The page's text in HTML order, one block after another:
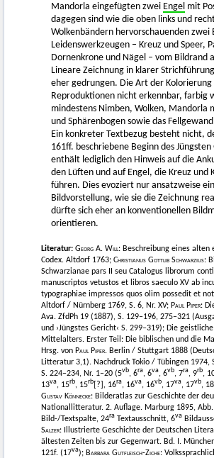
Mandorla eingefügten zwei Engel mit
dagegen sind wie die oben links und
Wolkenbändern hervorschauenden zwei
Leidenswerkzeugen – Kreuz und Speer,
Dornenkrone und Nägel – vom Bildrand
Lineare Zeichnung in klarer
eher gedrungen. Die Art der Kolorierung
Reproduktionen nicht erkennbar, farbig
mindestens Nimben, Wolken, Mandorla
und Sphärenbogen sowie das Fellgewand
Ein konkreter Textbezug besteht nicht,
161ff. beschriebene Beginn des
enthält lediglich den Hinweis auf die
den Lüften und auf Engel, die Kreuz und
führen. Dies evoziert nur ansatzweise
Bildvorstellung, wie sie die Zeichnung
dürfte sich eher an konventionellen
orientieren.
Literatur: Georg A. Will: Beschreibung eines alten
Codex. Altdorf 1763; Christianus Gottlib Schwarzius:
Schwarzianae pars II seu Catalogus librorum
manuscriptos vetustos et libros saeculo XV ab
typographiae impressos quos olim possedit et
Altdorf / Nürnberg 1769, S. 6, Nr. XV; Paul Piper:
Ava. ZfdPh 19 (1887), S. 129–196, 275–321
und ›Jüngstes Gericht‹ S. 299–319); Die
Mittelalters. Erster Teil: Die biblischen und die
Hrsg. von Paul Piper. Berlin / Stuttgart 1888
Litteratur 3,1). Nachdruck Tokio / Tübingen 1974,
S. 224–234, Nr. 1–20 (5vb, 6ra, 6va, 6vb, 7ra, 9rb,
13va, 15rb, 15rb [?], 16ra, 16va, 16vb, 17va, 17vb, 18
Gustav Könnecke: Bilderatlas zur Geschichte der
Nationallitteratur. 2. Auflage. Marburg 1895, Abb.
Bild-/Textspalte, 24ra Textausschnitt, 6va
Salzer: Illustrierte Geschichte der Deutschen
ältesten Zeiten bis zur Gegenwart. Bd. I.
121f. (17va); Barbara Gutfleisch-Ziche: